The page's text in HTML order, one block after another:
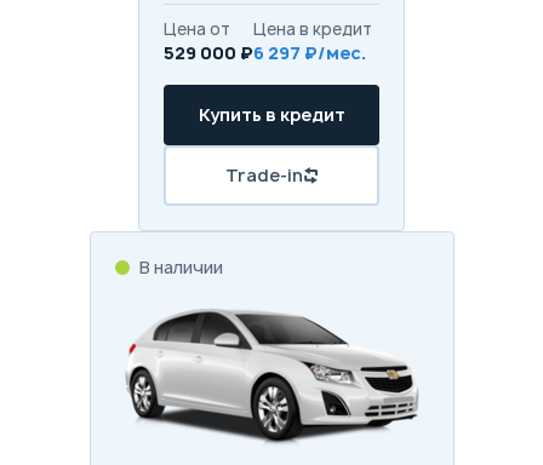
Цена от
529 000 ₽
Цена в кредит
6 297 ₽/мес.
Купить в кредит
Trade-in
В наличии